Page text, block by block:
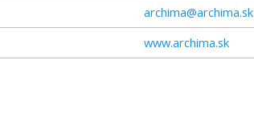
archima@archima.sk
www.archima.sk